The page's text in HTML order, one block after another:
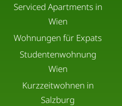
Serviced Apartments in
Wien
Wohnungen für Expats
Studentenwohnung
Wien
Kurzzeitwohnen in
Salzburg